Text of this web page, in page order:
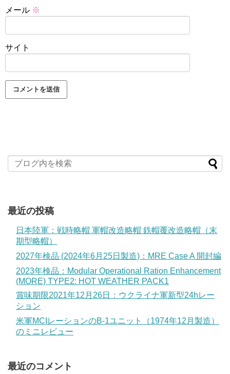
メール ※
サイト
最近の投稿
日本陸軍：戦時略帽 軍帽改造略帽 鉄帽覆改造略帽（末
期型略帽）
2027年検品 (2024年6月25日製造)：MRE Case A 開封編
2023年検品：Modular Operational Ration Enhancement
(MORE) TYPE2: HOT WEATHER PACK1
賞味期限2021年12月26日：ウクライナ軍新型24hレー
ション
米軍MCIレーションのB-1ユニット（1974年12月製造）
のミニレビュー
最近のコメント